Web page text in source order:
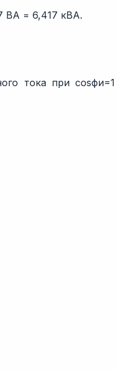
ВА = 6,417 кВА.
тока при cosфи=1